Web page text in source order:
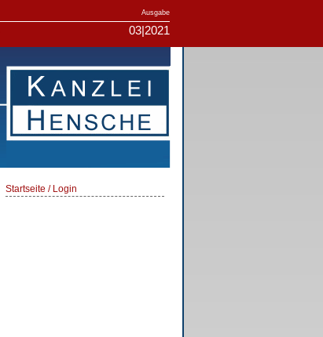
Ausgabe
03|2021
Startseite / Login